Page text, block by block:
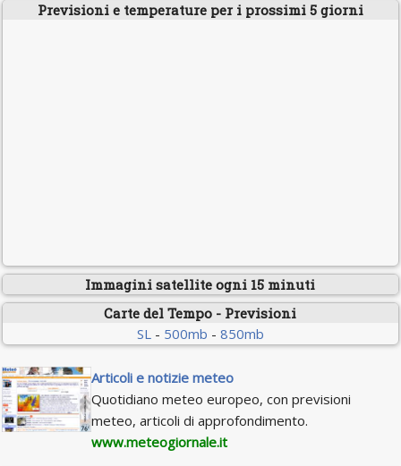
Previsioni e temperature per i prossimi 5 giorni
Immagini satellite ogni 15 minuti
Carte del Tempo - Previsioni
SL- 500mb - 850mb
Articoli e notizie meteo
Quotidiano meteo europeo, con previsioni
meteo, articoli di approfondimento.
www.meteogiornale.it